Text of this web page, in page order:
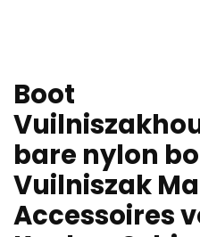
Boot
bare nylon
Vuilniszak
Accessoires